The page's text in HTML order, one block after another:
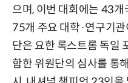
으며, 이번 대회에는 43
75개 주요 대학·연구기
단은 요한 록스트롬 독일
함한 위원단의 심사를 통